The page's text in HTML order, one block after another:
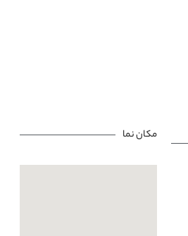
مکان نما